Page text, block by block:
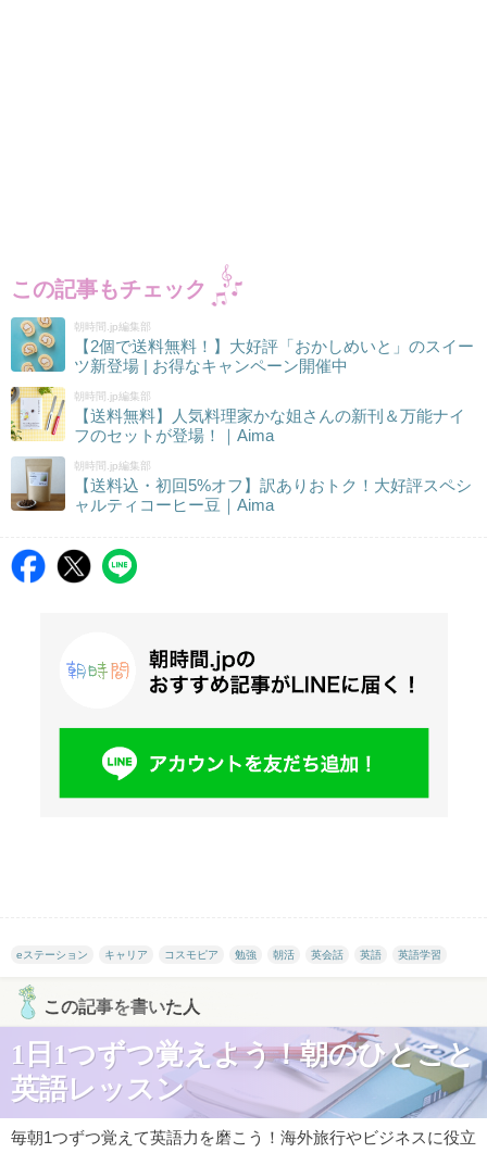
この記事もチェック
朝時間.jp編集部
【2個で送料無料！】大好評「おかしめいと」のスイー
ツ新登場 | お得なキャンペーン開催中
朝時間.jp編集部
【送料無料】人気料理家かな姐さんの新刊＆万能ナイ
フのセットが登場！｜Aima
朝時間.jp編集部
【送料込・初回5%オフ】訳ありおトク！大好評スペシ
ャルティコーヒー豆｜Aima
eステーション キャリア コスモピア 勉強 朝活 英会話 英語 英語学習
この記事を書いた人
1日1つずつ覚えよう！朝のひとこと
英語レッスン
毎朝1つずつ覚えて英語力を磨こう！海外旅行やビジネスに役立